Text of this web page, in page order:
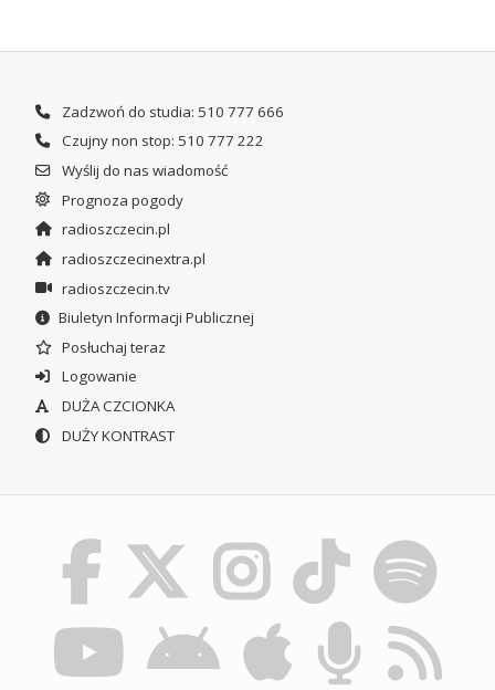
Zadzwoń do studia: 510 777 666
Czujny non stop: 510 777 222
Wyślij do nas wiadomość
Prognoza pogody
radioszczecin.pl
radioszczecinextra.pl
radioszczecin.tv
Biuletyn Informacji Publicznej
Posłuchaj teraz
Logowanie
DUŻA CZCIONKA
DUŻY KONTRAST